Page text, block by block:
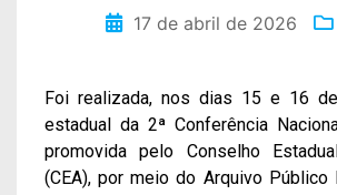
17 de abril de 2026
Foi realizada, nos dias 15 e 16
estadual da 2ª Conferência
promovida pelo Conselho
(CEA), por meio do Arquivo Público